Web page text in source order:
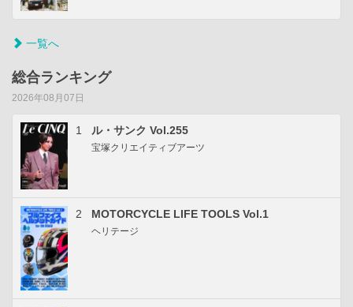
一覧へ
総合ランキング
2026年08月07日
1 ル・サンク Vol.255
宝塚クリエイティブアーツ
2 MOTORCYCLE LIFE TOOLS Vol.1
ヘリテージ